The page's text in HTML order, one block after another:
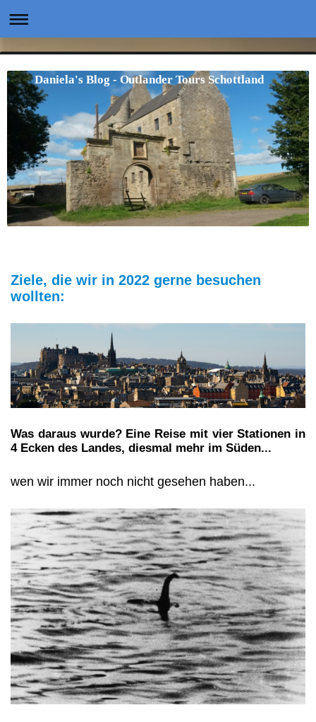
Daniela's Blog - Outlander Tours Schottland
Ziele, die wir in 2022 gerne besuchen
wollten:
Was daraus wurde? Eine Reise mit vier Stationen in
4 Ecken des Landes, diesmal mehr im Süden...
wen wir immer noch nicht gesehen haben...